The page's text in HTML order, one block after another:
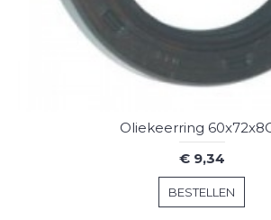
Oliekeerring
€ 9,34
BESTELLEN